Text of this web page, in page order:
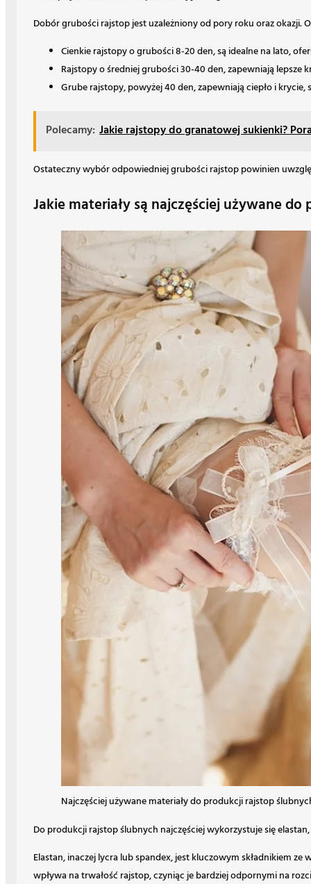
Dobór grubości rajstop jest uzależniony od pory roku oraz okazji.
Cienkie rajstopy o grubości 8-20 den, są idealne na lato,
Rajstopy o średniej grubości 30-40 den, zapewniają
Grube rajstopy, powyżej 40 den, zapewniają ciepło i
Polecamy: Jakie rajstopy do granatowej sukienki?
Ostateczny wybór odpowiedniej grubości rajstop powinien
Jakie materiały są najczęściej używane
Najczęściej używane materiały do produkcji rajstop
Do produkcji rajstop ślubnych najczęściej wykorzystuje się
Elastan, inaczej lycra lub spandex, jest kluczowym składnikiem
wpływa na trwałość rajstop, czyniąc je bardziej odpornymi na